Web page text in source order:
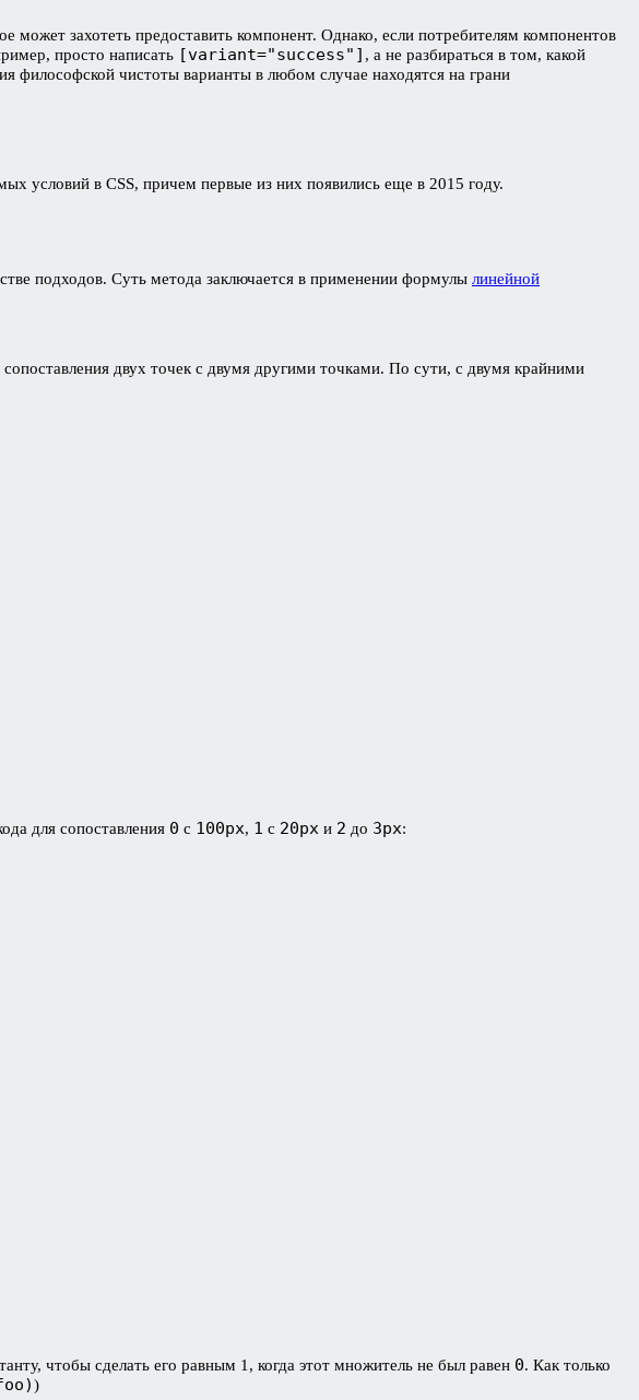
может захотеть предоставить компонент. Однако, если потребителям компонентов
просто написать [variant="success"] , а не разбираться в том, какой
философской чистоты варианты в любом случае находятся на грани
условий в CSS, причем первые из них появились еще в 2015 году.
подходов. Суть метода заключается в применении формулы линейной
двух точек с двумя другими точками. По сути, с двумя крайними
для сопоставления 0 с 100px, 1 с 20px и 2 до 3px:
чтобы сделать его равным 1, когда этот множитель не был равен 0. Как только
)